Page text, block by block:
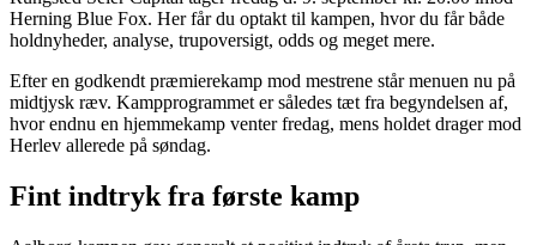
Herning Blue Fox. Her får du optakt til kampen, hvor du får både
holdnyheder, analyse, trupoversigt, odds og meget mere.
Efter en godkendt præmierekamp mod mestrene står menuen nu på
midtjysk ræv. Kampprogrammet er således tæt fra begyndelsen af,
hvor endnu en hjemmekamp venter fredag, mens holdet drager mod
Herlev allerede på søndag.
Fint indtryk fra første kamp